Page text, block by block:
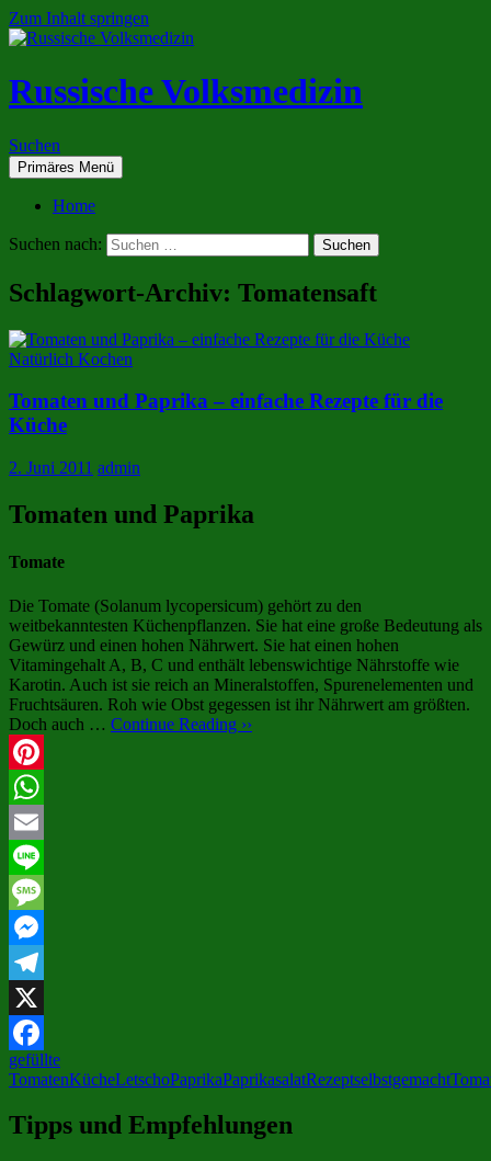
Zum Inhalt springen
Russische Volksmedizin
Suchen
Primäres Menü
Home
Suchen nach:
Schlagwort-Archiv: Tomatensaft
Natürlich Kochen
Tomaten und Paprika – einfache Rezepte für die
Küche
2. Juni 2011 admin
Tomaten und Paprika
Tomate
Die Tomate (Solanum lycopersicum) gehört zu den
weitbekanntesten Küchenpflanzen. Sie hat eine große Bedeutung als
Gewürz und einen hohen Nährwert. Sie hat einen hohen
Vitamingehalt A, B, C und enthält lebenswichtige Nährstoffe wie
Karotin. Auch ist sie reich an Mineralstoffen, Spurenelementen und
Fruchtsäuren. Roh wie Obst gegessen ist ihr Nährwert am größten.
Doch auch … Continue Reading ››
Pinterest
WhatsApp
Email
Line
Message
Messenger
Telegram
X
Facebook
gefüllte
TomatenKücheLetschoPaprikaPaprikasalatRezeptselbstgemacht
Tipps und Empfehlungen